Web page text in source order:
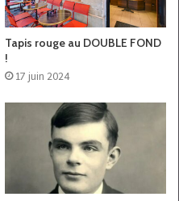
Tapis rouge au DOUBLE FOND
!
17 juin 2024